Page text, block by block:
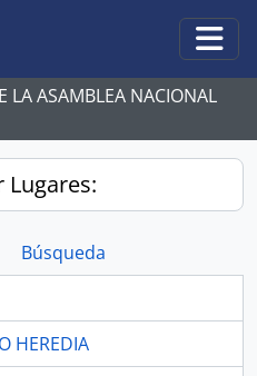
LA ASAMBLEA NACIONAL
Lugares:
Búsqueda
HEREDIA